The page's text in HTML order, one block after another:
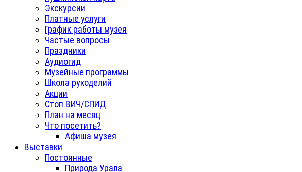
Экскурсии
Платные услуги
График работы музея
Частые вопросы
Праздники
Аудиогид
Музейные программы
Школа рукоделий
Акции
Стоп ВИЧ/СПИД
План на месяц
Что посетить?
Афиша музея
Выставки
Постоянные
Природа Урала